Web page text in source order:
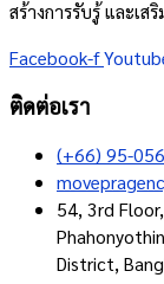
สร้างการรับรู้ และเ
Facebook-f
ติดต่อเรา
(+66) 95-
54, 3rd
District,